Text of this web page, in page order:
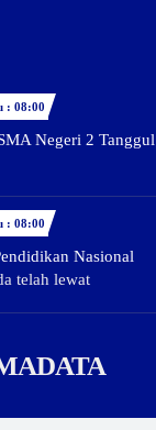
: 08:00
Negeri 2 Tanggul
: 08:00
Nasional
telah lewat